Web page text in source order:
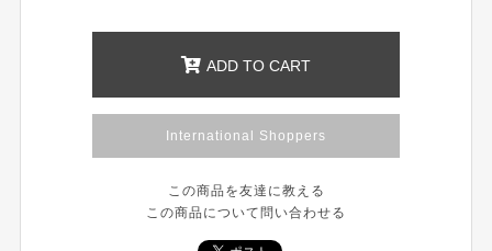
ADD TO CART
International Shoppers
この商品を友達に教える
この商品について問い合わせる